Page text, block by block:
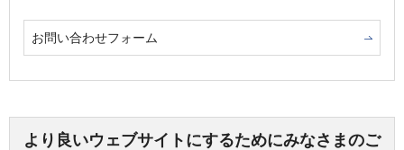
お問い合わせフォーム
より良いウェブサイトにするためにみなさまのご